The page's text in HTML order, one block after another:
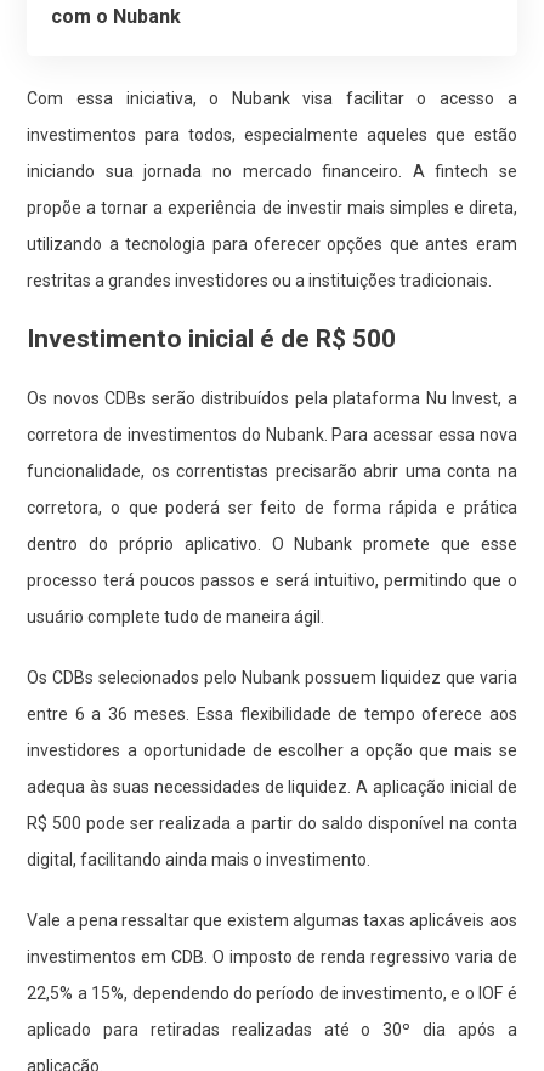
com o Nubank
Com essa iniciativa, o Nubank visa facilitar o acesso a
investimentos para todos, especialmente aqueles que estão
iniciando sua jornada no mercado financeiro. A fintech se
propõe a tornar a experiência de investir mais simples e direta,
utilizando a tecnologia para oferecer opções que antes eram
restritas a grandes investidores ou a instituições tradicionais.
Investimento inicial é de R$ 500
Os novos CDBs serão distribuídos pela plataforma Nu Invest, a
corretora de investimentos do Nubank. Para acessar essa nova
funcionalidade, os correntistas precisarão abrir uma conta na
corretora, o que poderá ser feito de forma rápida e prática
dentro do próprio aplicativo. O Nubank promete que esse
processo terá poucos passos e será intuitivo, permitindo que o
usuário complete tudo de maneira ágil.
Os CDBs selecionados pelo Nubank possuem liquidez que varia
entre 6 a 36 meses. Essa flexibilidade de tempo oferece aos
investidores a oportunidade de escolher a opção que mais se
adequa às suas necessidades de liquidez. A aplicação inicial de
R$ 500 pode ser realizada a partir do saldo disponível na conta
digital, facilitando ainda mais o investimento.
Vale a pena ressaltar que existem algumas taxas aplicáveis aos
investimentos em CDB. O imposto de renda regressivo varia de
22,5% a 15%, dependendo do período de investimento, e o IOF é
aplicado para retiradas realizadas até o 30º dia após a
aplicação.